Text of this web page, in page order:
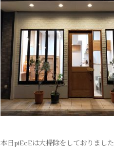
本日piEcEは大掃除をしておりました